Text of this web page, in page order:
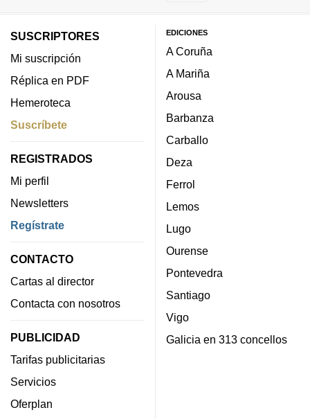
SUSCRIPTORES
Mi suscripción
Réplica en PDF
Hemeroteca
Suscríbete
REGISTRADOS
Mi perfil
Newsletters
Regístrate
CONTACTO
Cartas al director
Contacta con nosotros
PUBLICIDAD
Tarifas publicitarias
Servicios
Oferplan
EDICIONES
A Coruña
A Mariña
Arousa
Barbanza
Carballo
Deza
Ferrol
Lemos
Lugo
Ourense
Pontevedra
Santiago
Vigo
Galicia en 313 concellos